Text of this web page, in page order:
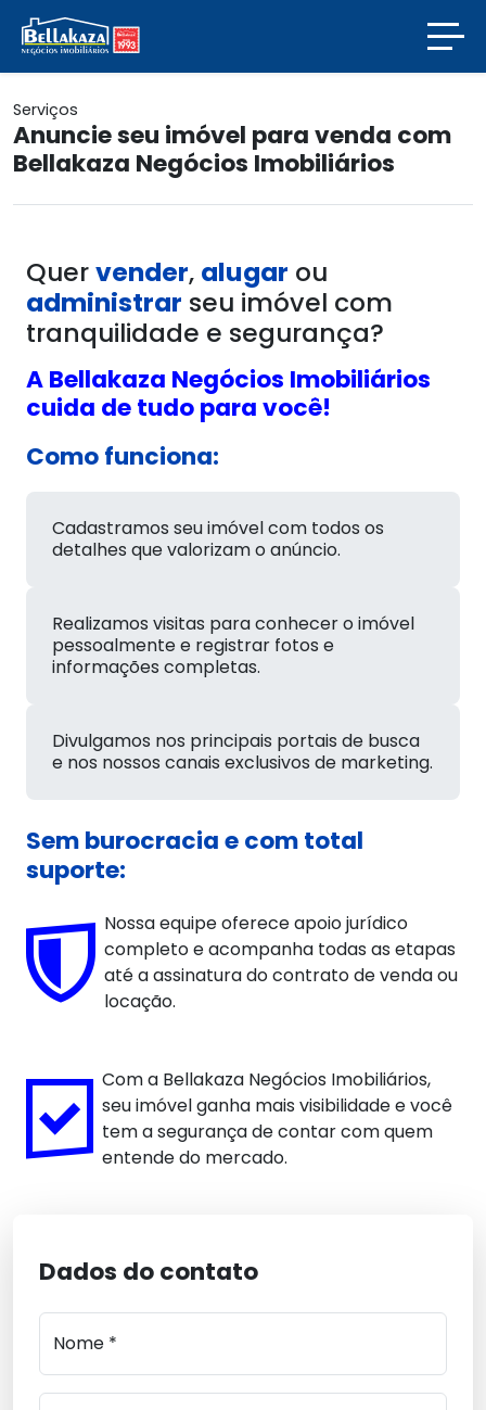
Serviços
Anuncie seu imóvel para venda com
Bellakaza Negócios Imobiliários
Quervender, alugar ou
administrar seu imóvel com
tranquilidade e segurança?
A Bellakaza Negócios Imobiliários
cuida de tudo para você!
Como funciona:
Cadastramos seu imóvel com todos os
detalhes que valorizam o anúncio.
Realizamos visitas para conhecer o imóvel
pessoalmente e registrar fotos e
informações completas.
Divulgamos nos principais portais de busca
e nos nossos canais exclusivos de marketing.
Sem burocracia e com total
suporte:
Nossa equipe oferece apoio jurídico
completo e acompanha todas as etapas
até a assinatura do contrato de venda ou
locação.
Com a Bellakaza Negócios Imobiliários,
seu imóvel ganha mais visibilidade e você
tem a segurança de contar com quem
entende do mercado.
Dados do contato
Nome *